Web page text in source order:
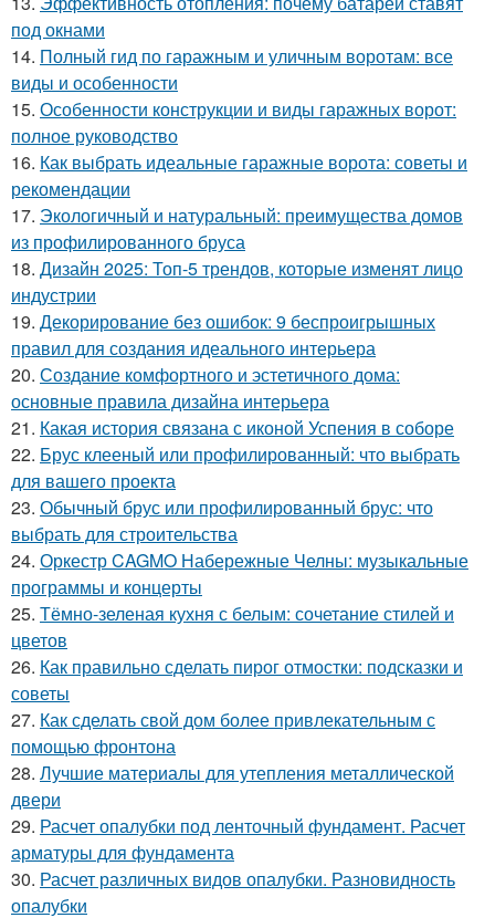
под окнами
14. Полный гид по гаражным и уличным воротам: все
виды и особенности
15. Особенности конструкции и виды гаражных ворот:
полное руководство
16. Как выбрать идеальные гаражные ворота: советы и
рекомендации
17. Экологичный и натуральный: преимущества домов
из профилированного бруса
18. Дизайн 2025: Топ-5 трендов, которые изменят лицо
индустрии
19. Декорирование без ошибок: 9 беспроигрышных
правил для создания идеального интерьера
20. Создание комфортного и эстетичного дома:
основные правила дизайна интерьера
21. Какая история связана с иконой Успения в соборе
22. Брус клееный или профилированный: что выбрать
для вашего проекта
23. Обычный брус или профилированный брус: что
выбрать для строительства
24. Оркестр CAGMO Набережные Челны: музыкальные
программы и концерты
25. Тёмно-зеленая кухня с белым: сочетание стилей и
цветов
26. Как правильно сделать пирог отмостки: подсказки и
советы
27. Как сделать свой дом более привлекательным с
помощью фронтона
28. Лучшие материалы для утепления металлической
двери
29. Расчет опалубки под ленточный фундамент. Расчет
арматуры для фундамента
30. Расчет различных видов опалубки. Разновидность
опалубки